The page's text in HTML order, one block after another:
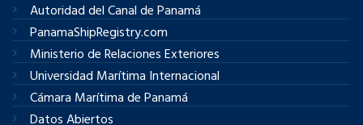
Autoridad del Canal de Panamá
PanamaShipRegistry.com
Ministerio de Relaciones Exteriores
Universidad Marítima Internacional
Cámara Marítima de Panamá
Datos Abiertos